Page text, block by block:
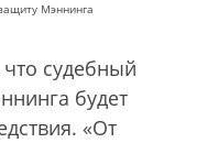
Мэннинга
судебный
будет
«От